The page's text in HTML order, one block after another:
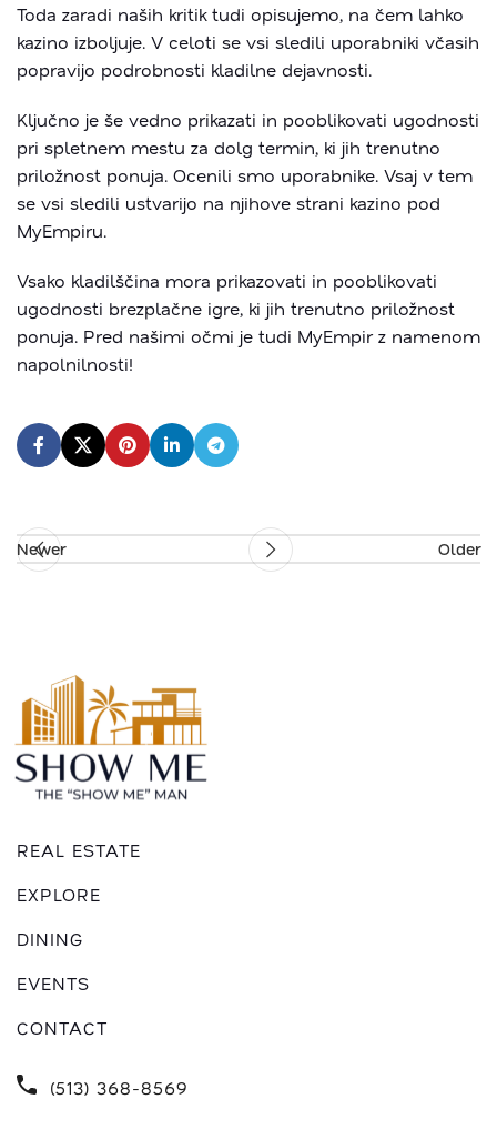
Toda zaradi naših kritik tudi opisujemo, na čem lahko
kazino izboljuje. V celoti se vsi sledili uporabniki včasih
popravijo podrobnosti kladilne dejavnosti.
Ključno je še vedno prikazati in pooblikovati ugodnosti
pri spletnem mestu za dolg termin, ki jih trenutno
priložnost ponuja. Ocenili smo uporabnike. Vsaj v tem
se vsi sledili ustvarijo na njihove strani kazino pod
MyEmpiru.
Vsako kladilščina mora prikazovati in pooblikovati
ugodnosti brezplačne igre, ki jih trenutno priložnost
ponuja. Pred našimi očmi je tudi MyEmpir z namenom
napolnilnosti!
Newer Older
REAL ESTATE
EXPLORE
DINING
EVENTS
CONTACT
(513) 368-8569